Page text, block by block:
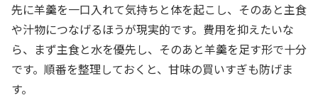
先に羊羹を一口入れて気持ちと体を起こし、そのあと主食
や汁物につなげるほうが現実的です。費用を抑えたいな
ら、まず主食と水を優先し、そのあと羊羹を足す形で十分
です。順番を整理しておくと、甘味の買いすぎも防げま
す。